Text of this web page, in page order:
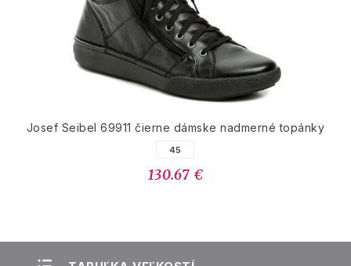
Josef Seibel 69911 čierne dámske nadmerné topánky
45
130.67 €